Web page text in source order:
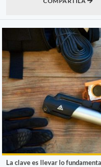
La clave es llevar lo